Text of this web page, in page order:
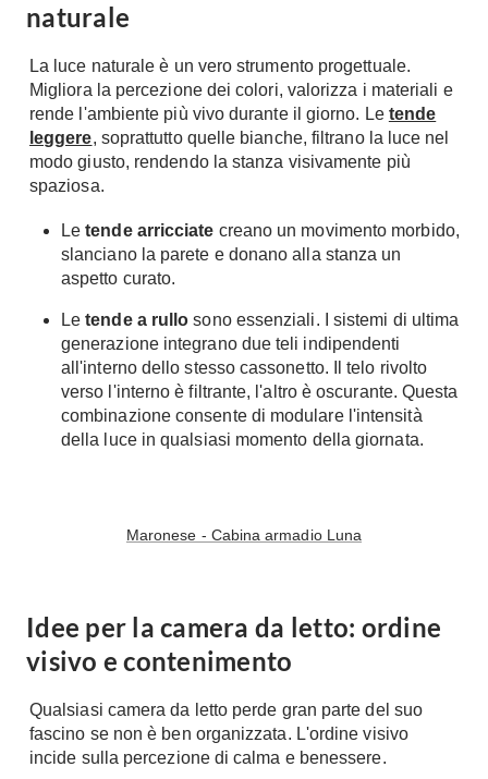
naturale
La luce naturale è un vero strumento progettuale.
Migliora la percezione dei colori, valorizza i materiali e
rende l'ambiente più vivo durante il giorno. Le tende
leggere, soprattutto quelle bianche, filtrano la luce nel
modo giusto, rendendo la stanza visivamente più
spaziosa.
Letende arricciate creano un movimento morbido,
slanciano la parete e donano alla stanza un
aspetto curato.
Letende a rullo sono essenziali. I sistemi di ultima
generazione integrano due teli indipendenti
all'interno dello stesso cassonetto. Il telo rivolto
verso l'interno è filtrante, l'altro è oscurante. Questa
combinazione consente di modulare l'intensità
della luce in qualsiasi momento della giornata.
Maronese - Cabina armadio Luna
Idee per la camera da letto: ordine
visivo e contenimento
Qualsiasi camera da letto perde gran parte del suo
fascino se non è ben organizzata. L'ordine visivo
incide sulla percezione di calma e benessere.